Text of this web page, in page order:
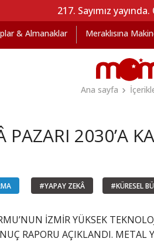
217. Sayımız
& Almanaklar Meraklısına
Ana sayfa
PAZARI 2030’A
#YAPAY ZEKÂ #KÜRESEL
İZMİR YÜKSEK
RAPORU AÇIKLANDI.